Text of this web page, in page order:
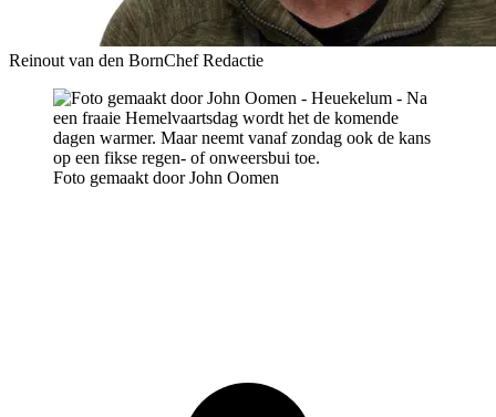
Reinout van den BornChef Redactie
Foto gemaakt door John Oomen